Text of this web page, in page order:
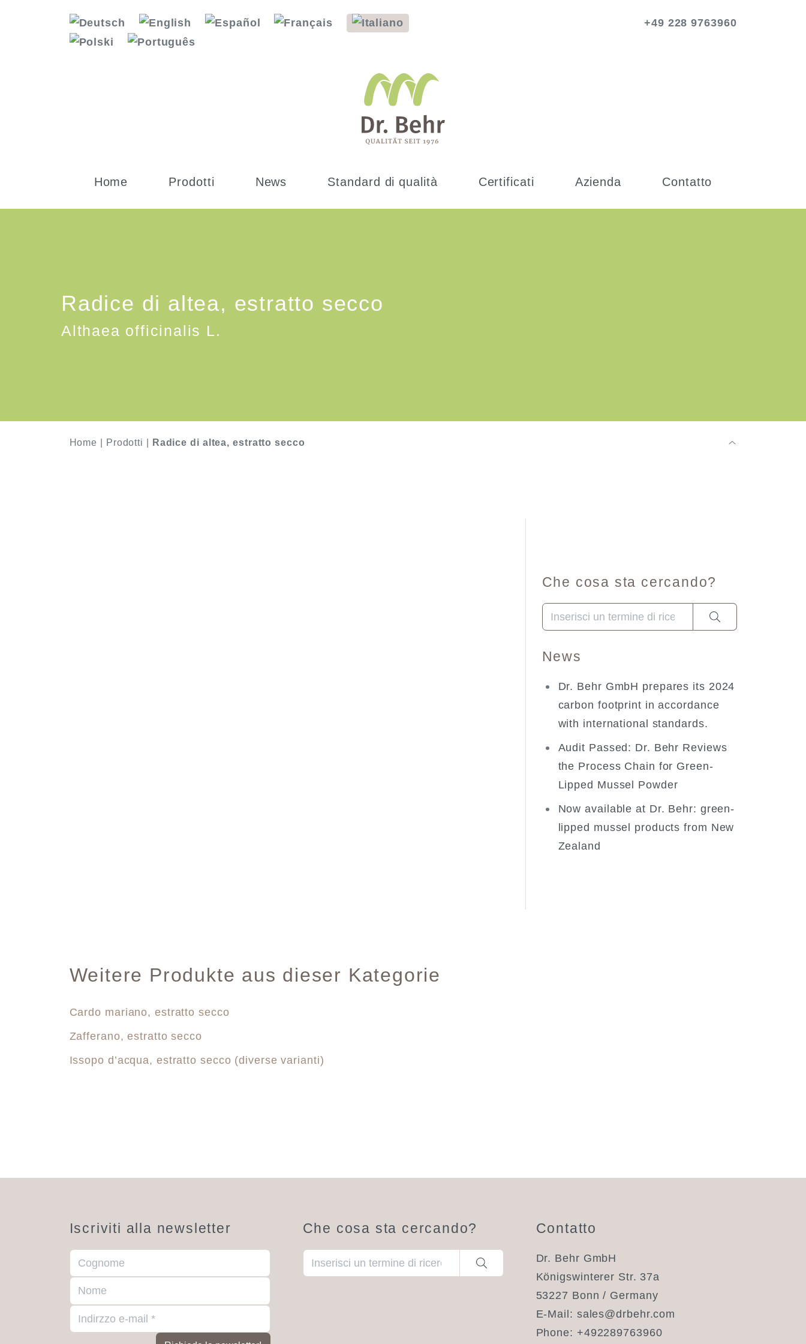
+49 228 9763960
Home Prodotti News Standard di qualità Certificati Azienda Contatto
Radice di altea, estratto secco
Althaea officinalis L.
Home Prodotti Radice di altea, estratto secco
Che cosa sta cercando?
Una volta che i risultati del completamento
News
Dr. Behr GmbH prepares its 2024
carbon footprint in accordance
with international standards.
Audit Passed: Dr. Behr Reviews
the Process Chain for Green-
Lipped Mussel Powder
Now available at Dr. Behr: green-
lipped mussel products from New
Zealand
Weitere Produkte aus dieser Kategorie
Cardo mariano, estratto secco
Zafferano, estratto secco
Issopo d’acqua, estratto secco (diverse varianti)
Iscriviti alla newsletter Che cosa sta cercando?
Una volta che i risultati del completamento automatico sono disponibili, usa le frecce su e giù per fare
Contatto
Dr. Behr GmbH
Königswinterer Str. 37a
53227 Bonn / Germany
E-Mail: sales@drbehr.com
Phone: +492289763960